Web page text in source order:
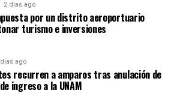
2 días ago
por un distrito aeroportuario
turismo e inversiones
ago
recurren a amparos tras anulación de
ingreso a la UNAM